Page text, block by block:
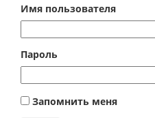
Имя пользователя
Пароль
Запомнить меня